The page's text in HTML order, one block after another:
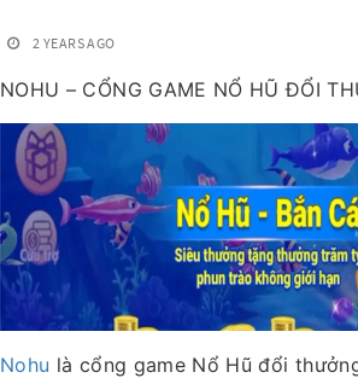
2 YEARS AGO
NOHU – CỔNG GAME NỔ HŨ ĐỔI
Nohu là cổng game Nổ Hũ đổi